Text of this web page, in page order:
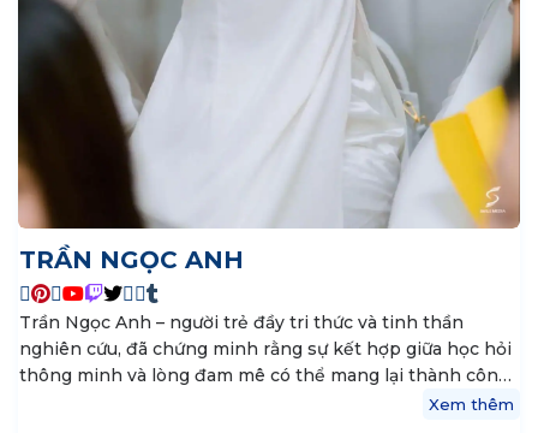
TRẦN NGỌC ANH
Trần Ngọc Anh – người trẻ đầy tri thức và tinh thần
nghiên cứu, đã chứng minh rằng sự kết hợp giữa học hỏi
thông minh và lòng đam mê có thể mang lại thành công
vượt bậc. Cô là nguồn cảm hứng cho những ai theo đuổi
Xem thêm